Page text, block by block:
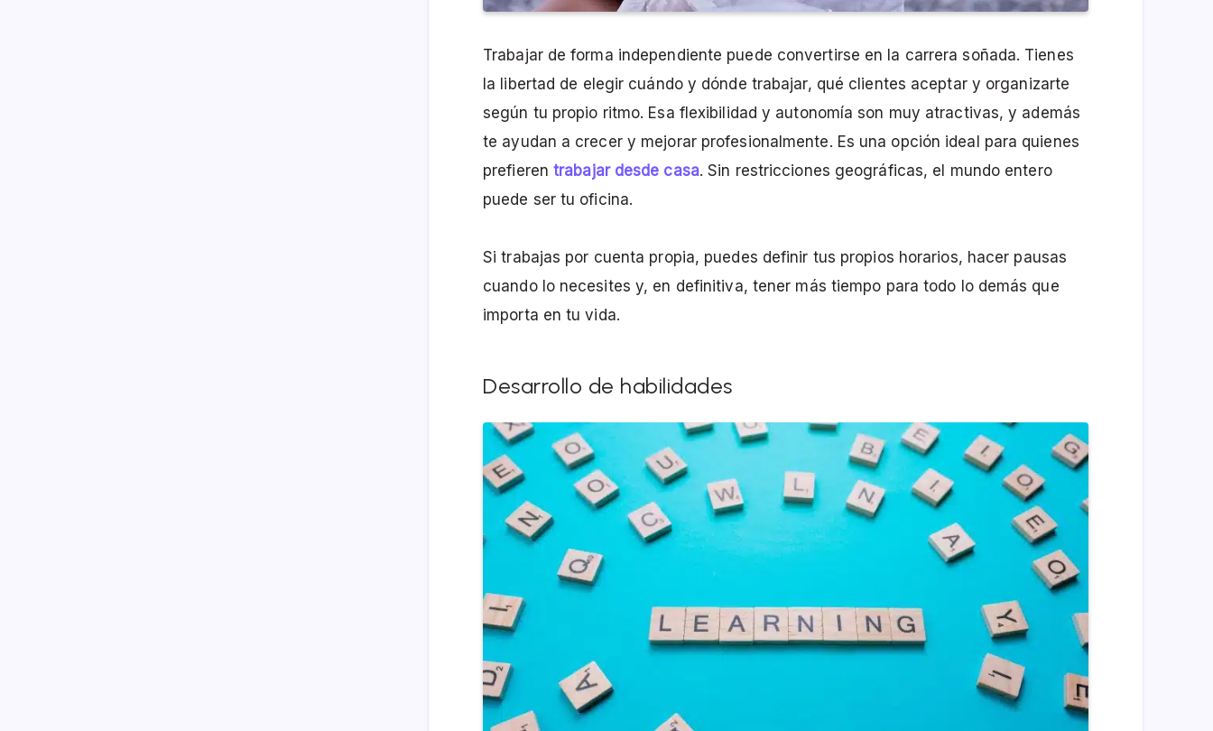
Trabajar de forma independiente puede convertirse en la carrera soñada. Tienes
la libertad de elegir cuándo y dónde trabajar, qué clientes aceptar y organizarte
según tu propio ritmo. Esa flexibilidad y autonomía son muy atractivas, y además
te ayudan a crecer y mejorar profesionalmente. Es una opción ideal para quienes
prefieren trabajar desde casa. Sin restricciones geográficas, el mundo entero
puede ser tu oficina.
Si trabajas por cuenta propia, puedes definir tus propios horarios, hacer pausas
cuando lo necesites y, en definitiva, tener más tiempo para todo lo demás que
importa en tu vida.
Desarrollo de habilidades